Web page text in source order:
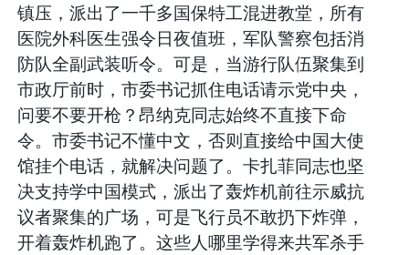
镇压，派出了一千多国保特工混进教堂，所有
医院外科医生强令日夜值班，军队警察包括消
防队全副武装听令。可是，当游行队伍聚集到
市政厅前时，市委书记抓住电话请示党中央，
问要不要开枪？昂纳克同志始终不直接下命
令。市委书记不懂中文，否则直接给中国大使
馆挂个电话，就解决问题了。卡扎菲同志也坚
决支持学中国模式，派出了轰炸机前往示威抗
议者聚集的广场，可是飞行员不敢扔下炸弹，
开着轰炸机跑了。这些人哪里学得来共军杀手